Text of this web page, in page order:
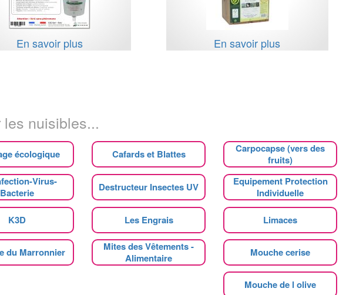
En savoir plus En savoir plus
nuisibles...
écologique Cafards et Blattes
Carpocapse (vers des
fruits)
Virus-
Bacterie
Destructeur Insectes UV
Equipement Protection
Individuelle
K3D Les Engrais Limaces
du Marronnier
Mites des Vêtements -
Alimentaire
Mouche cerise
Mouche de l olive